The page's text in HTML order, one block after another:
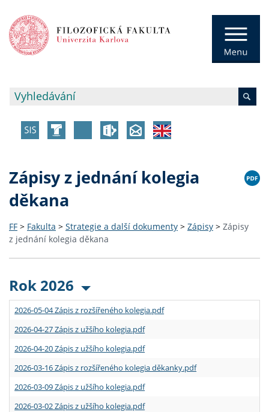
Zápisy z jednání kolegia
děkana
FF > Fakulta > Strategie a další dokumenty > Zápisy > Zápisy
z jednání kolegia děkana
Rok 2026
2026-05-04 Zápis z rozšířeného kolegia.pdf
2026-04-27 Zápis z užšího kolegia.pdf
2026-04-20 Zápis z užšího kolegia.pdf
2026-03-16 Zápis z rozšířeného kolegia děkanky.pdf
2026-03-09 Zápis z užšího kolegia.pdf
2026-03-02 Zápis z užšího kolegia.pdf